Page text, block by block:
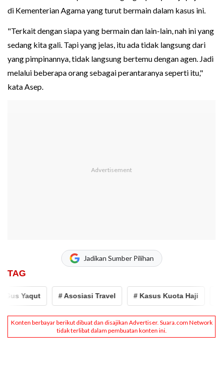
di Kementerian Agama yang turut bermain dalam kasus ini.
"Terkait dengan siapa yang bermain dan lain-lain, nah ini yang
sedang kita gali. Tapi yang jelas, itu ada tidak langsung dari
yang pimpinannya, tidak langsung bertemu dengan agen. Jadi
melalui beberapa orang sebagai perantaranya seperti itu,"
kata Asep.
Jadikan Sumber Pilihan
TAG
Yaqut # Asosiasi Travel # Kasus Kuota Haji